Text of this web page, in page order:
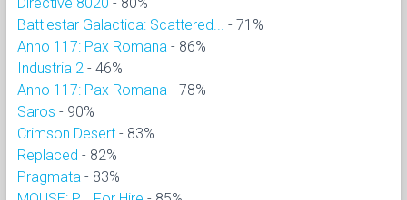
Battlestar Galactica: Scattered...
- 71%
Anno 117: Pax Romana - 86%
Industria 2 - 46%
Anno 117: Pax Romana - 78%
Saros - 90%
Crimson Desert - 83%
Replaced - 82%
Pragmata - 83%